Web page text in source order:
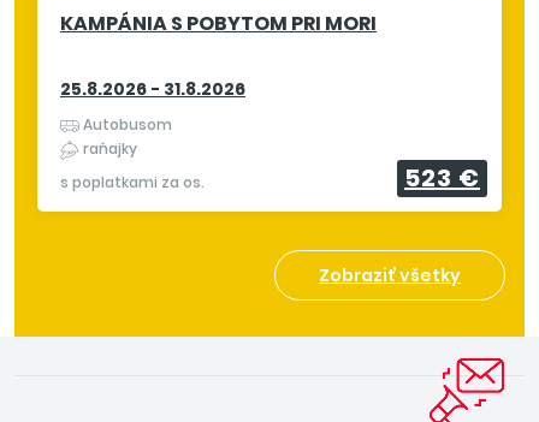
KAMPÁNIA S POBYTOM PRI MORI
25.8.2026 - 31.8.2026
Autobusom
raňajky
s poplatkami za os.
523 €
Zobraziť všetky